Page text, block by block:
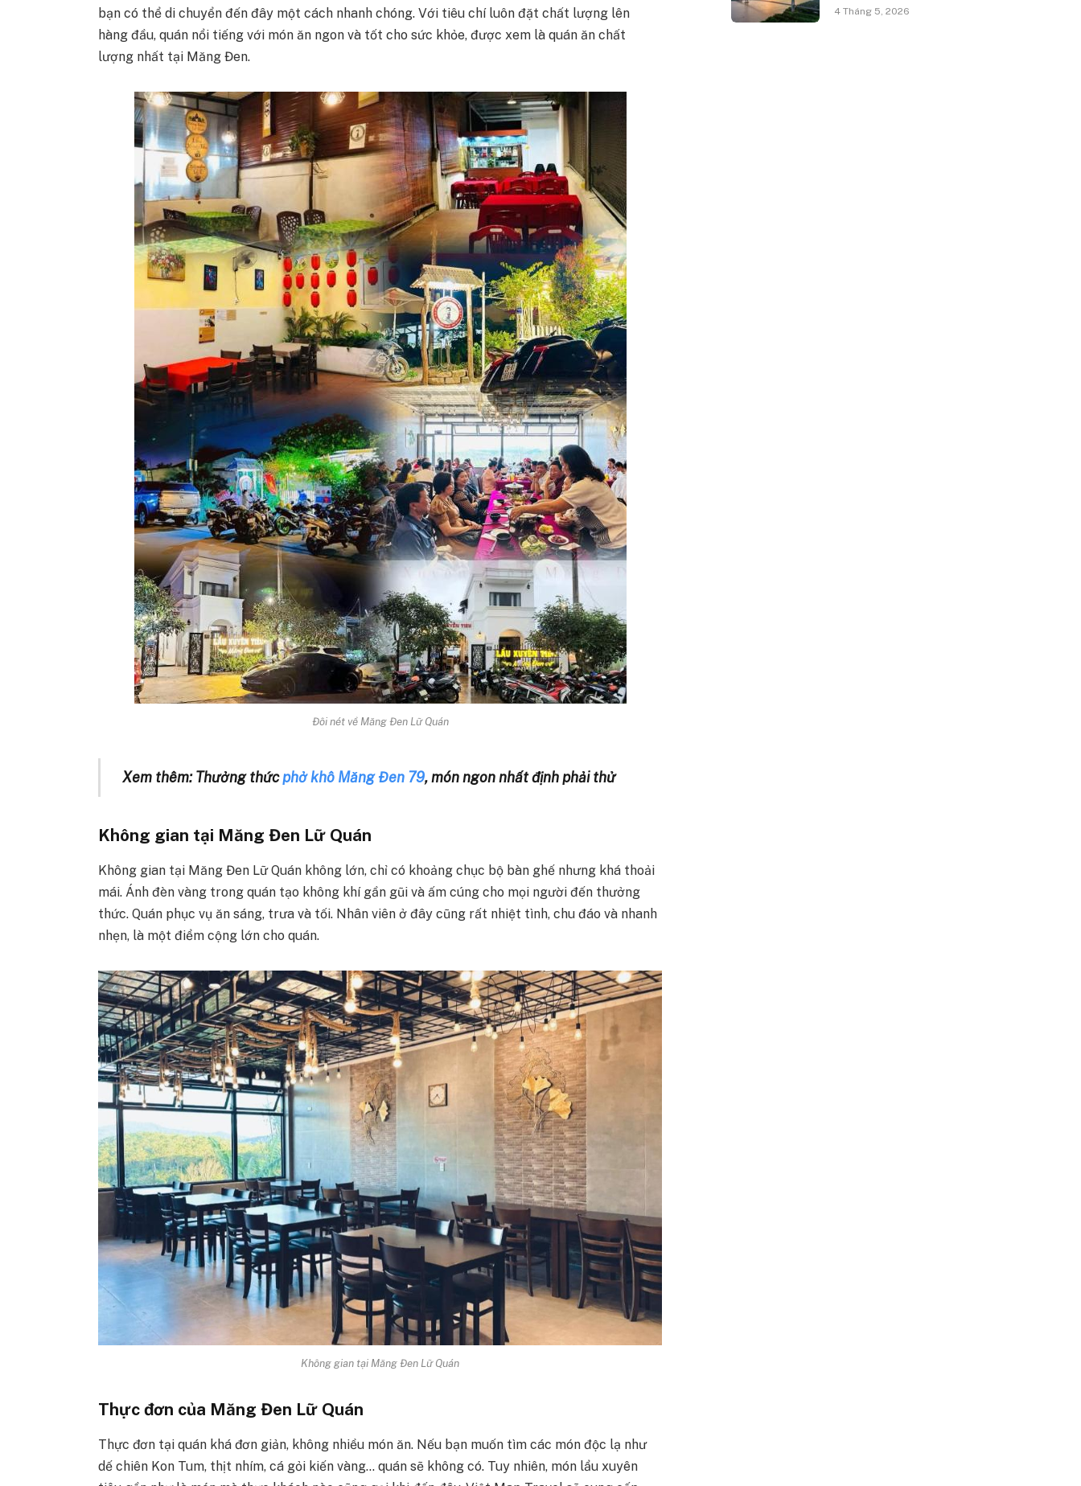
bạn có thể di chuyển đến đây một cách nhanh chóng. Với tiêu chí luôn đặt chất lượng lên
hàng đầu, quán nổi tiếng với món ăn ngon và tốt cho sức khỏe, được xem là quán ăn chất
lượng nhất tại Măng Đen.
Đôi nét về Măng Đen Lữ Quán
Xem thêm: Thưởng thứcphở khô Măng Đen 79, món ngon nhất định phải thử
Không gian tại Măng Đen Lữ Quán
Không gian tại Măng Đen Lữ Quán không lớn, chỉ có khoảng chục bộ bàn ghế nhưng khá thoải
mái. Ánh đèn vàng trong quán tạo không khí gần gũi và ấm cúng cho mọi người đến thưởng
thức. Quán phục vụ ăn sáng, trưa và tối. Nhân viên ở đây cũng rất nhiệt tình, chu đáo và nhanh
nhẹn, là một điểm cộng lớn cho quán.
Không gian tại Măng Đen Lữ Quán
Thực đơn của Măng Đen Lữ Quán
Thực đơn tại quán khá đơn giản, không nhiều món ăn. Nếu bạn muốn tìm các món độc lạ như
dế chiên Kon Tum, thịt nhím, cá gỏi kiến vàng… quán sẽ không có. Tuy nhiên, món lẩu xuyên
4 Tháng 5, 2026